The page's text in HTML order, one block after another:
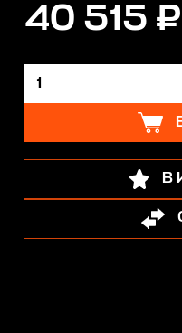
40 515 ₽
В